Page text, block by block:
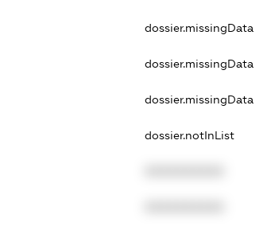
dossier.missingData
dossier.missingData
dossier.missingData
dossier.notInList